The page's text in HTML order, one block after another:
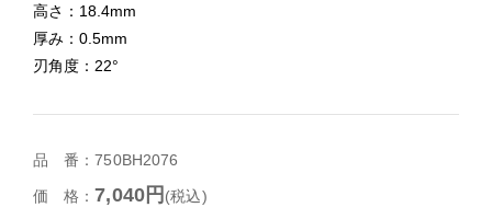
高さ：18.4mm
厚み：0.5mm
刃角度：22°
品 番：750BH2076
価 格：7,040円 (税込)